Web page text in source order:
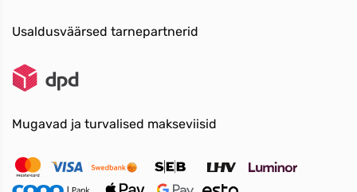
Usaldusväärsed tarnepartnerid
Mugavad ja turvalised makseviisid